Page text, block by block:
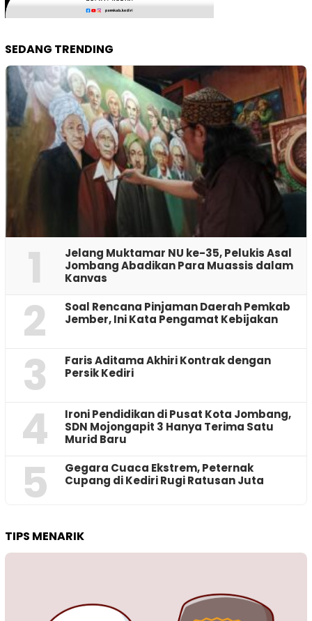
SEDANG TRENDING
1
Jelang Muktamar NU ke-35, Pelukis Asal
Jombang Abadikan Para Muassis dalam
Kanvas
2
‎Soal Rencana Pinjaman Daerah Pemkab
Jember, Ini Kata Pengamat Kebijakan ‎
3
Faris Aditama Akhiri Kontrak dengan
Persik Kediri
4
Ironi Pendidikan di Pusat Kota Jombang,
SDN Mojongapit 3 Hanya Terima Satu
Murid Baru
5
‎Gegara Cuaca Ekstrem, Peternak
Cupang di Kediri Rugi Ratusan Juta
TIPS MENARIK